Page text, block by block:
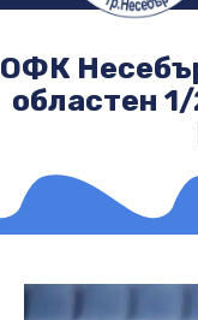
ОФК
областен